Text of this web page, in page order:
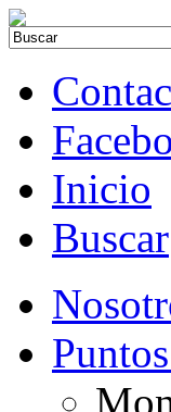
Inicio
Buscar